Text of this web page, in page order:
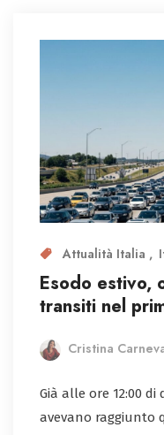
Attualità Italia
Esodo estivo,
transiti nel
Cristina
Già alle ore 12:00
avevano raggiunto